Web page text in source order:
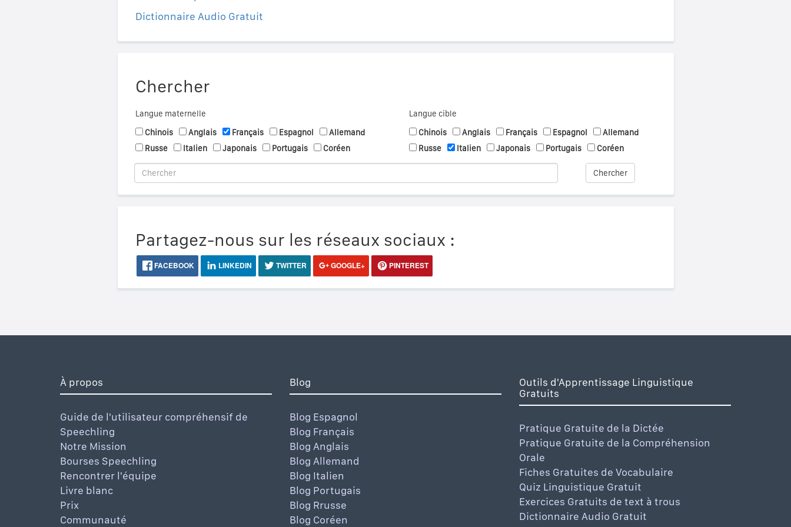
Dictionnaire Audio Gratuit
Chercher
Langue maternelle
Chinois
Anglais Français Espagnol
Allemand
Russe
Italien Japonais Portugais Coréen
Langue cible
Chinois
Anglais Français Espagnol
Allemand
Russe
Italien Japonais Portugais Coréen
Chercher
Partagez-nous sur les réseaux sociaux :
FACEBOOK LINKEDIN TWITTER GOOGLE+ PINTEREST
À propos
Guide de l'utilisateur compréhensif de
Speechling
Notre Mission
Bourses Speechling
Rencontrer l'équipe
Livre blanc
Prix
Communauté
Blog
Blog Espagnol
Blog Français
Blog Anglais
Blog Allemand
Blog Italien
Blog Portugais
Blog Rrusse
Blog Coréen
Outils d'Apprentissage Linguistique
Gratuits
Pratique Gratuite de la Dictée
Pratique Gratuite de la Compréhension
Orale
Fiches Gratuites de Vocabulaire
Quiz Linguistique Gratuit
Exercices Gratuits de text à trous
Dictionnaire Audio Gratuit